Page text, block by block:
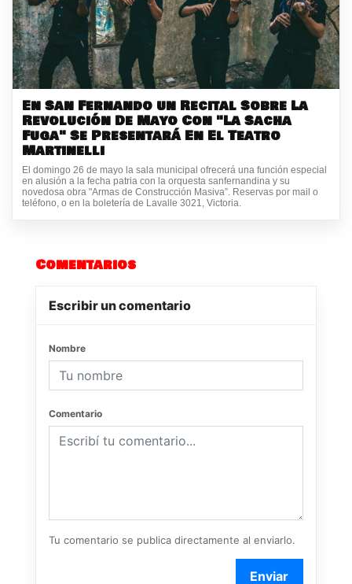
En San Fernando un Recital Sobre La
Revolución De Mayo Con "La Sacha
Fuga" Se Presentará En El Teatro
Martinelli
El domingo 26 de mayo la sala municipal ofrecerá una función especial
en alusión a la fecha patria con la orquesta sanfernandina y su
novedosa obra "Armas de Construcción Masiva”. Reservas por mail o
teléfono, o en la boletería de Lavalle 3021, Victoria.
Comentarios
Escribir un comentario
Nombre
Comentario
Tu comentario se publica directamente al enviarlo.
Enviar